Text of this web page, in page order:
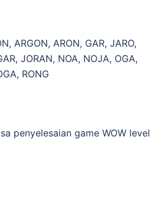
ARGON, ARON, GAR, JARO,
JORAN, NOA, NOJA, OGA,
RONG
penyelesaian game WOW level